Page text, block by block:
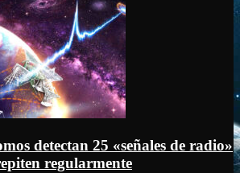
detectan 25 «señales de radio»
regularmente